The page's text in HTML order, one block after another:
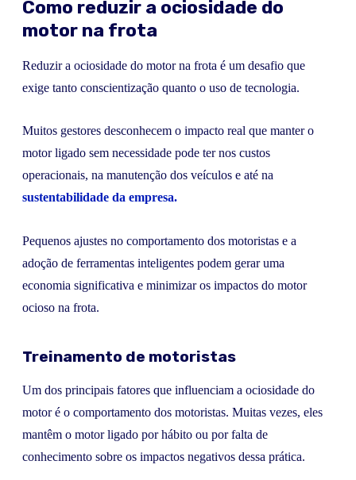
Como reduzir a ociosidade do
motor na frota
Reduzir a ociosidade do motor na frota é um desafio que
exige tanto conscientização quanto o uso de tecnologia.
Muitos gestores desconhecem o impacto real que manter o
motor ligado sem necessidade pode ter nos custos
operacionais, na manutenção dos veículos e até na
sustentabilidade da empresa.
Pequenos ajustes no comportamento dos motoristas e a
adoção de ferramentas inteligentes podem gerar uma
economia significativa e minimizar os impactos do motor
ocioso na frota.
Treinamento de motoristas
Um dos principais fatores que influenciam a ociosidade do
motor é o comportamento dos motoristas. Muitas vezes, eles
mantêm o motor ligado por hábito ou por falta de
conhecimento sobre os impactos negativos dessa prática.